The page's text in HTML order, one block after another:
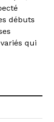
débuts
qui